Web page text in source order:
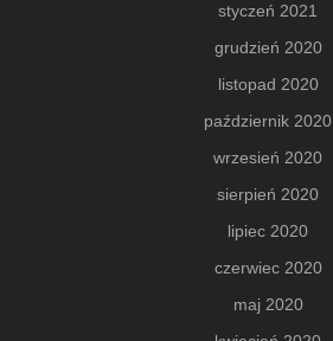
styczeń 2021
grudzień 2020
listopad 2020
październik 2020
wrzesień 2020
sierpień 2020
lipiec 2020
czerwiec 2020
maj 2020